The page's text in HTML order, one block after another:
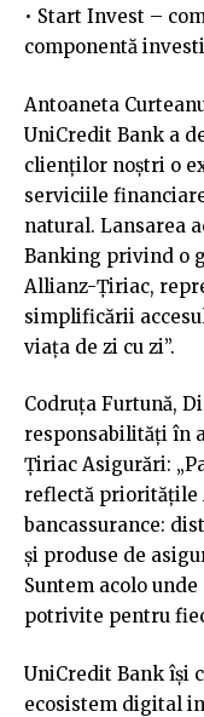
• Start Invest –
componentă
Antoaneta
UniCredit Bank a
clienților noștri o
serviciile
natural. Lansarea
Banking privind o
Allianz-Țiriac,
simplificării
viața de zi cu zi”.
Codruța Furtună,
responsabilități în
Țiriac Asigurări:
reflectă prioritățile
bancassurance:
și produse de
Suntem acolo
potrivite pentru
UniCredit Bank își
ecosistem digital